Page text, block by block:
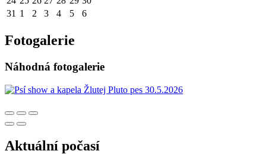
31 1 2 3 4 5 6
Fotogalerie
Náhodná fotogalerie
Aktuální počasí